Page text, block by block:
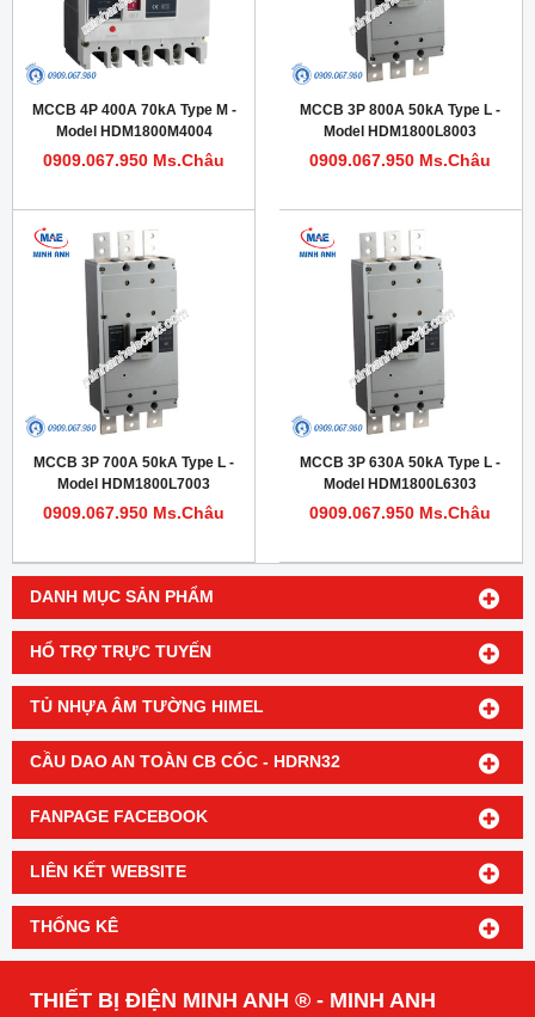
DANH MỤC SẢN PHẨM
HỔ TRỢ TRỰC TUYẾN
TỦ NHỰA ÂM TƯỜNG HIMEL
CẦU DAO AN TOÀN CB CÓC - HDRN32
FANPAGE FACEBOOK
LIÊN KẾT WEBSITE
THỐNG KÊ
MCCB 4P 400A 70kA Type M -
Model HDM1800M4004
0909.067.950 Ms.Châu
MCCB 3P 800A 50kA Type L -
Model HDM1800L8003
0909.067.950 Ms.Châu
MCCB 3P 700A 50kA Type L -
Model HDM1800L7003
0909.067.950 Ms.Châu
MCCB 3P 630A 50kA Type L -
Model HDM1800L6303
0909.067.950 Ms.Châu
THIẾT BỊ ĐIỆN MINH ANH ® - MINH ANH